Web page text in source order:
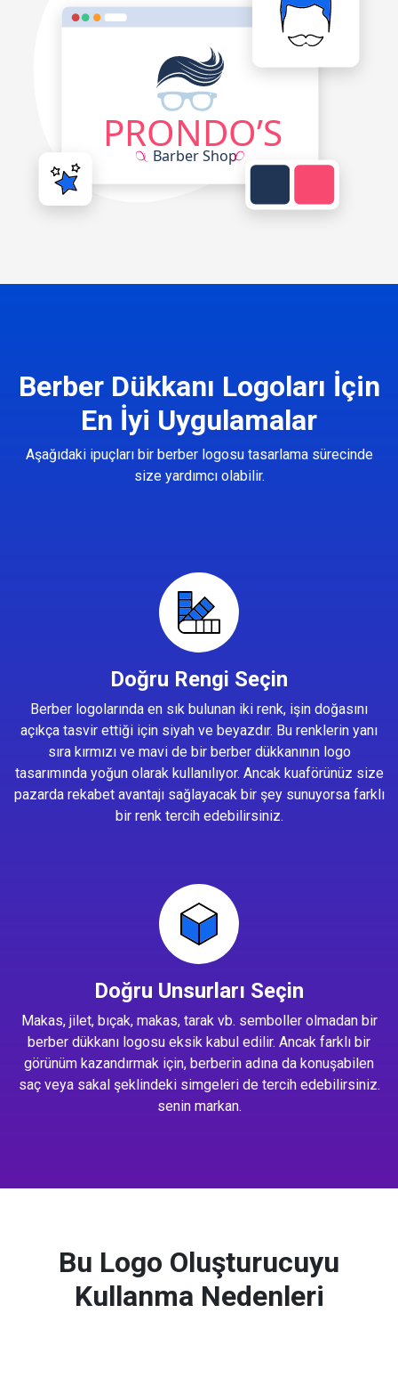
Berber Dükkanı Logoları İçin
En İyi Uygulamalar
Aşağıdaki ipuçları bir berber logosu tasarlama sürecinde
size yardımcı olabilir.
Doğru Rengi Seçin
Berber logolarında en sık bulunan iki renk, işin doğasını
açıkça tasvir ettiği için siyah ve beyazdır. Bu renklerin yanı
sıra kırmızı ve mavi de bir berber dükkanının logo
tasarımında yoğun olarak kullanılıyor. Ancak kuaförünüz size
pazarda rekabet avantajı sağlayacak bir şey sunuyorsa farklı
bir renk tercih edebilirsiniz.
Doğru Unsurları Seçin
Makas, jilet, bıçak, makas, tarak vb. semboller olmadan bir
berber dükkanı logosu eksik kabul edilir. Ancak farklı bir
görünüm kazandırmak için, berberin adına da konuşabilen
saç veya sakal şeklindeki simgeleri de tercih edebilirsiniz.
senin markan.
Bu Logo Oluşturucuyu
Kullanma Nedenleri